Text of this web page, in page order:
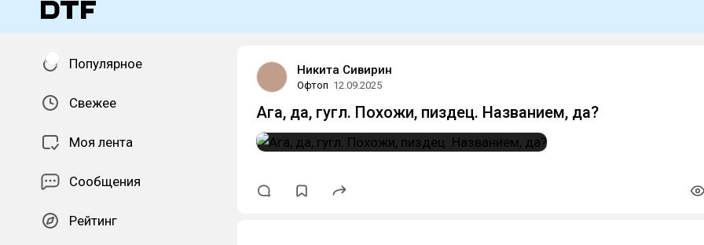
Популярное
Свежее
Моя лента
Сообщения
Рейтинг
Никита Сивирин
Офтоп 12.09.2025
Ага, да, гугл. Похожи, пиздец. Названием, да?